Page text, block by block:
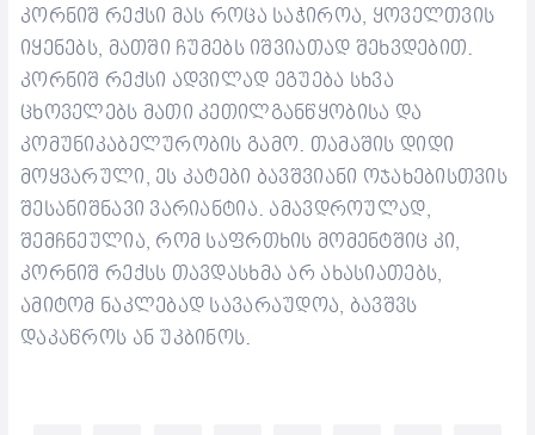
კორნიშ რექსი მას როცა საჭიროა, ყოველთვის
იყენებს, მათში ჩუმებს იშვიათად შეხვდებით.
კორნიშ რექსი ადვილად ეგუება სხვა
ცხოველებს მათი კეთილგანწყობისა და
კომუნიკაბელურობის გამო. თამაშის დიდი
მოყვარული, ეს კატები ბავშვიანი ოჯახებისთვის
შესანიშნავი ვარიანტია. ამავდროულად,
შემჩნეულია, რომ საფრთხის მომენტშიც კი,
კორნიშ რექსს თავდასხმა არ ახასიათებს,
ამიტომ ნაკლებად სავარაუდოა, ბავშვს
დაკაწროს ან უკბინოს.